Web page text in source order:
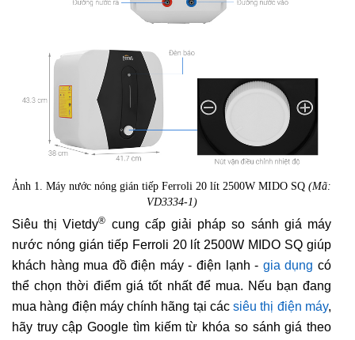
Ảnh 1. Máy nước nóng gián tiếp Ferroli 20 lít 2500W MIDO SQ (Mã:
VD3334-1)
Siêu thị Vietdy® cung cấp giải pháp so sánh giá máy
nước nóng gián tiếp Ferroli 20 lít 2500W MIDO SQ giúp
khách hàng mua đồ điện máy - điện lạnh - gia dụng có
thể chọn thời điểm giá tốt nhất để mua. Nếu bạn đang
mua hàng điện máy chính hãng tại cácsiêu thị điện máy,
hãy truy cập Google tìm kiếm từ khóa so sánh giá theo